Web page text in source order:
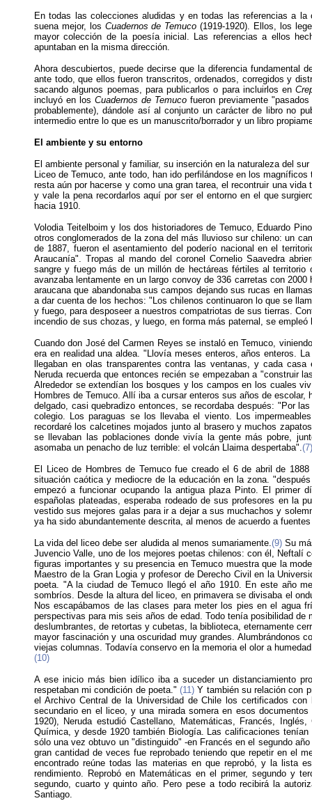
En todas las colecciones aludidas y en todas las referencias a
suena mejor, los Cuadernos de Temuco (1919-1920). Ellos, los
mayor colección de la poesía inicial. Las referencias a ellos
apuntaban en la misma dirección.
Ahora descubiertos, puede decirse que la diferencia fundamental
ante todo, que ellos fueron transcritos, ordenados, corregidos y
sacando algunos poemas, para publicarlos o para incluirlos en
incluyó en losCuadernos de Temuco fueron previamente
probablemente), dándole así al conjunto un carácter de libro no
intermedio entre lo que es un manuscrito/borrador y un libro
El ambiente y su entorno
El ambiente personal y familiar, su inserción en la naturaleza del
Liceo de Temuco, ante todo, han ido perfilándose en los
resta aún por hacerse y como una gran tarea, el recontruir una
y vale la pena recordarlos aquí por ser el entorno en el que
hacia 1910.
Volodia Teitelboim y los dos historiadores de Temuco, Eduardo
otros conglomerados de la zona del más lluvioso sur chileno: un
de 1887, fueron el asentamiento del poderío nacional en el
Araucanía". Tropas al mando del coronel Cornelio Saavedra
sangre y fuego más de un millón de hectáreas fértiles al
avanzaba lentamente en un largo convoy de 336 carretas con
araucana que abandonaba sus campos dejando sus rucas en
a dar cuenta de los hechos: "Los chilenos continuaron lo que se
y fuego, para desposeer a nuestros compatriotas de sus tierras.
incendio de sus chozas, y luego, en forma más paternal, se
Cuando don José del Carmen Reyes se instaló en Temuco,
era en realidad una aldea. "Llovía meses enteros, años enteros.
llegaban en olas transparentes contra las ventanas, y cada
Neruda recuerda que entonces recién se empezaban a "construir
Alrededor se extendían los bosques y los campos en los cuales
Hombres de Temuco. Allí iba a cursar enteros sus años de
delgado, casi quebradizo entonces, se recordaba después: "Por
colegio. Los paraguas se los llevaba el viento. Los
recordaré los calcetines mojados junto al brasero y muchos
se llevaban las poblaciones donde vivía la gente más pobre,
asomaba un penacho de luz terrible: el volcán Llaima despertaba".(7)
El Liceo de Hombres de Temuco fue creado el 6 de abril de
situación caótica y mediocre de la educación en la zona.
empezó a funcionar ocupando la antigua plaza Pinto. El primer
españolas plateadas, esperaba rodeado de sus profesores en la
vestido sus mejores galas para ir a dejar a sus muchachos y
ya ha sido abundantemente descrita, al menos de acuerdo a
La vida del liceo debe ser aludida al menos sumariamente.(9)Su
Juvencio Valle, uno de los mejores poetas chilenos: con él, Neftalí
figuras importantes y su presencia en Temuco muestra que la
Maestro de la Gran Logia y profesor de Derecho Civil en la
poeta. "A la ciudad de Temuco llegó el año 1910. En este año
sombríos. Desde la altura del liceo, en primavera se divisaba el
Nos escapábamos de las clases para meter los pies en el agua
perspectivas para mis seis años de edad. Todo tenía posibilidad
deslumbrantes, de retortas y cubetas, la biblioteca, eternamente
mayor fascinación y una oscuridad muy grandes. Alumbrándonos
viejas columnas. Todavía conservo en la memoria el olor a
(10)
A ese inicio más bien idílico iba a suceder un distanciamiento
respetaban mi condición de poeta."(11) Y también su relación con
el Archivo Central de la Universidad de Chile los certificados
secundario en el liceo, y una mirada somera en esos
1920), Neruda estudió Castellano, Matemáticas, Francés,
Química, y desde 1920 también Biología. Las calificaciones
sólo una vez obtuvo un "distinguido" -en Francés en el segundo
gran cantidad de veces fue reprobado teniendo que repetir en el
encontrado reúne todas las materias en que reprobó, y la lista
rendimiento. Reprobó en Matemáticas en el primer, segundo y
segundo, cuarto y quinto año. Pero pese a todo recibirá la
Santiago.